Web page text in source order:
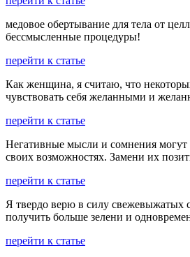
медовое обертывание для тела от
бессмысленные процедуры!
перейти к статье
Как женщина, я считаю, что
чувствовать себя желанными и
перейти к статье
Негативные мысли и сомнения могут
своих возможностях. Замени их
перейти к статье
Я твердо верю в силу свежевыжатых
получить больше зелени и
перейти к статье